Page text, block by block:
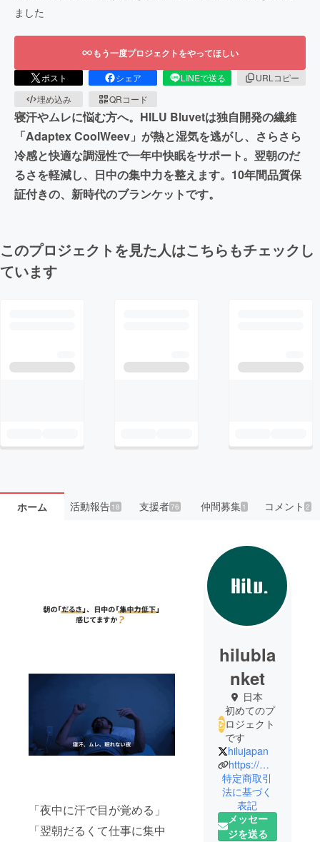
ました
もう一度プロジェクトをやってほしい
ポスト シェア LINEで送る
URLコピー
埋め込み
QRコード
寝汗やムレに悩む方へ。HILU Bluvetは独自開発の繊維
「Adaptex CoolWeev」が熱と湿気を逃がし、さらさら
冷感と快適な調湿性で一年中快眠をサポート。翌朝のだ
るさを軽減し、日中の集中力を整えます。10年間品質保
証付きの、新時代のブランケットです。
このプロジェクトを見た人はこちらもチェックし
ています
ホーム 活動報告18 支援者76 仲間募集 1 コメント2
「夜中に汗で目が覚める」
「翌朝だるくて仕事に集中
hilubla
nket
日本
初めてのプ
ロジェクト
です
hilujapan
https://myhilu.com/
特定商取引
法に基づく
表記
メッセー
ジを送る